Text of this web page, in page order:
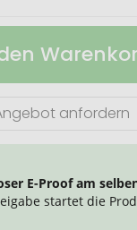
anfordern
E-Proof am
startet die